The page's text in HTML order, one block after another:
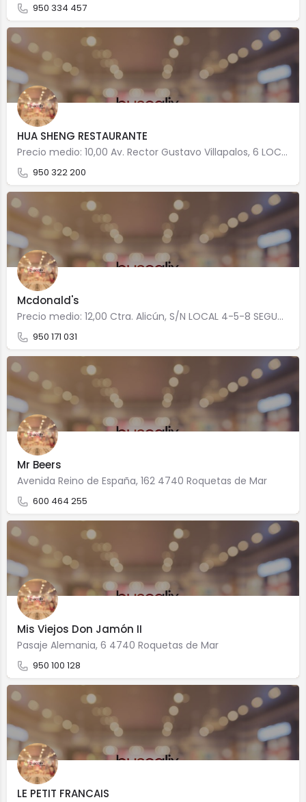
950 334 457
HUA SHENG RESTAURANTE
Precio medio: 10,00 Av. Rector Gustavo Villapalos, 6 LOC 4740 Roquetas de Mar
950 322 200
Mcdonald's
Precio medio: 12,00 Ctra. Alicún, S/N LOCAL 4-5-8 SEGUNDA PLANTA 4740 Roquetas de Mar
950 171 031
Mr Beers
Avenida Reino de España, 162 4740 Roquetas de Mar
600 464 255
Mis Viejos Don Jamón II
Pasaje Alemania, 6 4740 Roquetas de Mar
950 100 128
LE PETIT FRANCAIS